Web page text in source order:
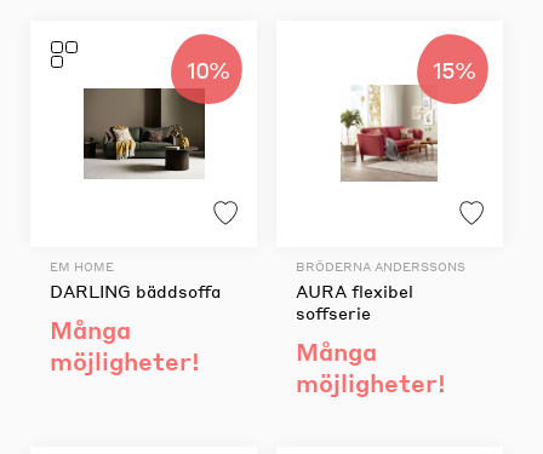
10%
EM HOME
DARLING bäddsoffa
Många
möjligheter!
15%
BRÖDERNA ANDERSSONS
AURA flexibel
soffserie
Många
möjligheter!